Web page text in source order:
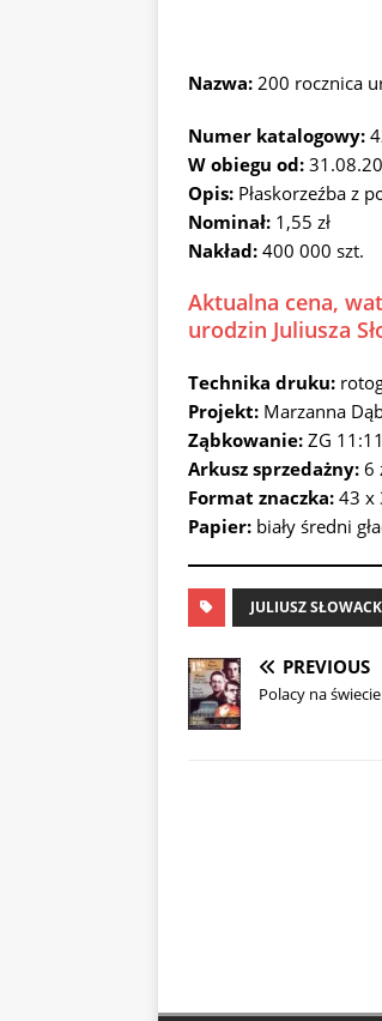
Nazwa: 200 rocznica
Numer katalogowy:
W obiegu od:
Opis: Płaskorzeźba z
Nominał: 1,55 zł
Nakład: 400 000 szt.
Aktualna cena,
urodzin Juliusza
Technika druku:
Projekt: Marzanna
Ząbkowanie: ZG
Arkusz sprzedażny: 6
Format znaczka: 43 x
Papier: biały średni
JULIUSZ
PREVIOUS
Polacy na